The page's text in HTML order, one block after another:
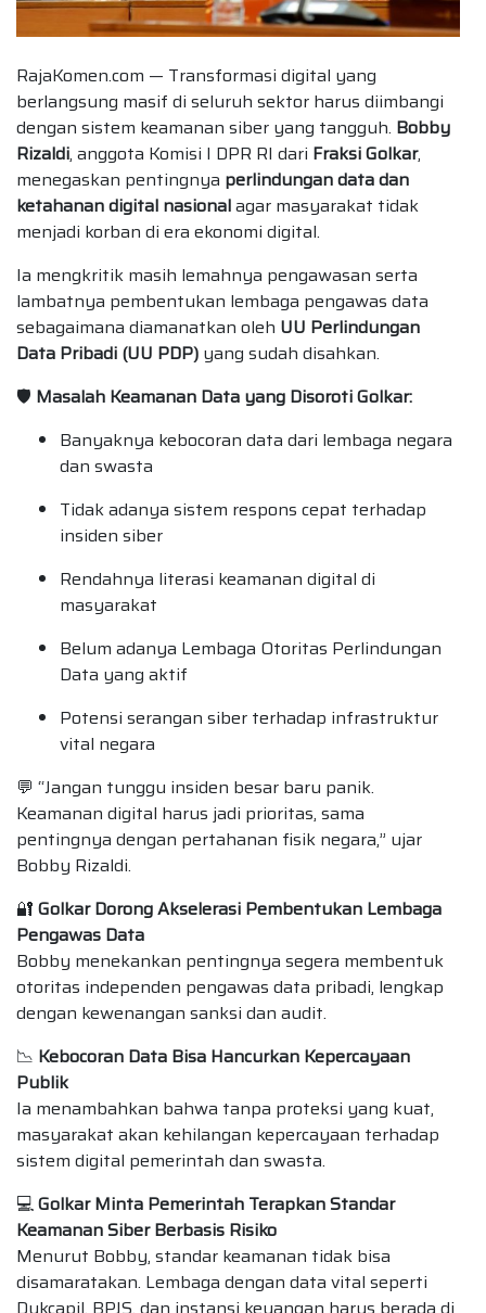
RajaKomen.com — Transformasi digital yang
berlangsung masif di seluruh sektor harus diimbangi
dengan sistem keamanan siber yang tangguh. Bobby
Rizaldi, anggota Komisi I DPR RI dari Fraksi Golkar,
menegaskan pentingnya perlindungan data dan
ketahanan digital nasionalagar masyarakat tidak
menjadi korban di era ekonomi digital.
Ia mengkritik masih lemahnya pengawasan serta
lambatnya pembentukan lembaga pengawas data
sebagaimana diamanatkan oleh UU Perlindungan
Data Pribadi (UU PDP) yang sudah disahkan.
🛡️ Masalah Keamanan Data yang Disoroti Golkar:
Banyaknya kebocoran data dari lembaga negara
dan swasta
Tidak adanya sistem respons cepat terhadap
insiden siber
Rendahnya literasi keamanan digital di
masyarakat
Belum adanya Lembaga Otoritas Perlindungan
Data yang aktif
Potensi serangan siber terhadap infrastruktur
vital negara
💬 “Jangan tunggu insiden besar baru panik.
Keamanan digital harus jadi prioritas, sama
pentingnya dengan pertahanan fisik negara,” ujar
Bobby Rizaldi.
🔐 Golkar Dorong Akselerasi Pembentukan Lembaga
Pengawas Data
Bobby menekankan pentingnya segera membentuk
otoritas independen pengawas data pribadi, lengkap
dengan kewenangan sanksi dan audit.
📉 Kebocoran Data Bisa Hancurkan Kepercayaan
Publik
Ia menambahkan bahwa tanpa proteksi yang kuat,
masyarakat akan kehilangan kepercayaan terhadap
sistem digital pemerintah dan swasta.
💻Golkar Minta Pemerintah Terapkan Standar
Keamanan Siber Berbasis Risiko
Menurut Bobby, standar keamanan tidak bisa
disamaratakan. Lembaga dengan data vital seperti